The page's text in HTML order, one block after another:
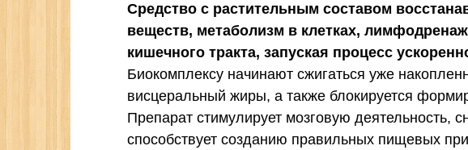
Средство с растительным составом
веществ, метаболизм в клетках,
кишечного тракта, запуская процесс
Биокомплексу начинают сжигаться уже
висцеральный жиры, а также блокируется
Препарат стимулирует мозговую деятельность,
способствует созданию правильных пищевых